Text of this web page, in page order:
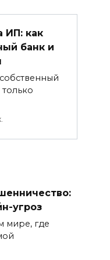
ИП: как
банк и
угроз
мире, где